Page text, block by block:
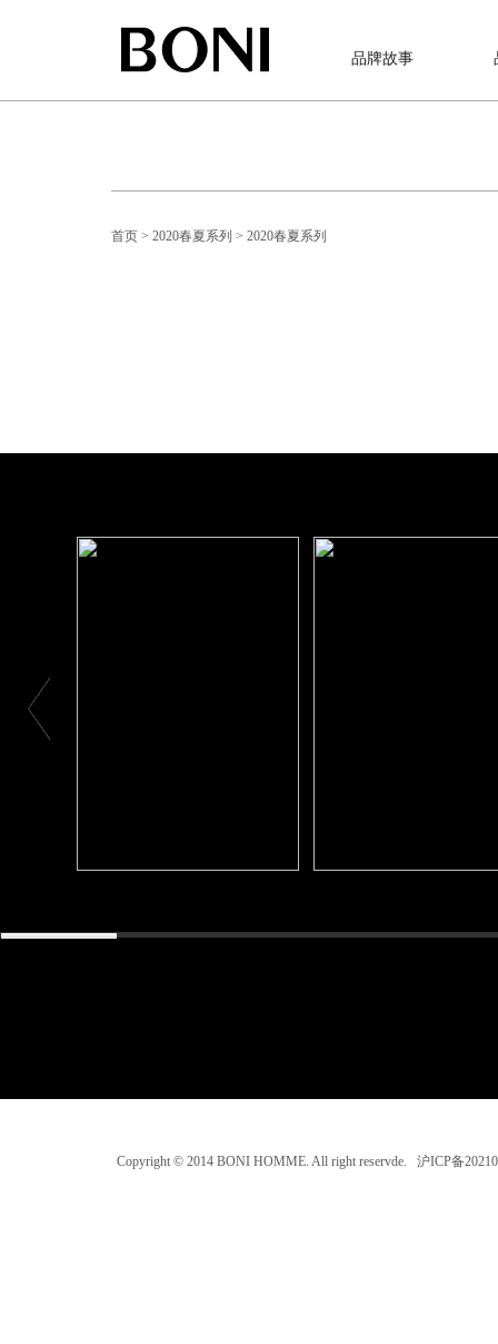
品牌故事
首页 > 2020春夏系列 > 2020春夏系列
Copyright © 2014 BONI HOMME. All right reservde. 沪ICP备